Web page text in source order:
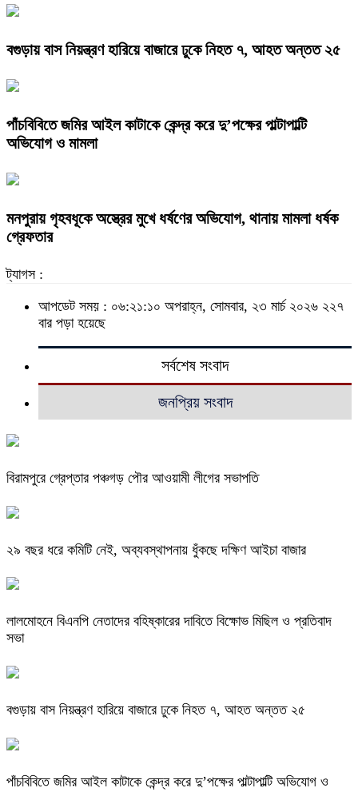
বগুড়ায় বাস নিয়ন্ত্রণ হারিয়ে বাজারে ঢুকে নিহত ৭, আহত অন্তত ২৫
পাঁচবিবিতে জমির আইল কাটাকে কেন্দ্র করে দু’পক্ষের পাল্টাপাল্টি
অভিযোগ ও মামলা
মনপুরায় গৃহবধূকে অস্ত্রের মুখে ধর্ষণের অভিযোগ, থানায় মামলা ধর্ষক
গ্রেফতার
ট্যাগস :
আপডেট সময় : ০৬:২১:১০ অপরাহ্ন, সোমবার, ২৩ মার্চ ২০২৬ ২২৭
বার পড়া হয়েছে
সর্বশেষ সংবাদ
জনপ্রিয় সংবাদ
বিরামপুরে গ্রেপ্তার পঞ্চগড় পৌর আওয়ামী লীগের সভাপতি
২৯ বছর ধরে কমিটি নেই, অব্যবস্থাপনায় ধুঁকছে দক্ষিণ আইচা বাজার
লালমোহনে বিএনপি নেতাদের বহিষ্কারের দাবিতে বিক্ষোভ মিছিল ও প্রতিবাদ
সভা
বগুড়ায় বাস নিয়ন্ত্রণ হারিয়ে বাজারে ঢুকে নিহত ৭, আহত অন্তত ২৫
পাঁচবিবিতে জমির আইল কাটাকে কেন্দ্র করে দু’পক্ষের পাল্টাপাল্টি অভিযোগ ও